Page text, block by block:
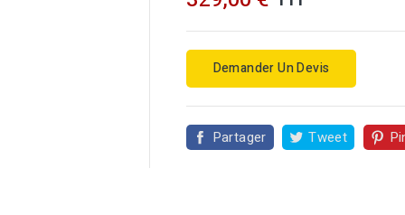
Demander Un Devis
Partager Tweet